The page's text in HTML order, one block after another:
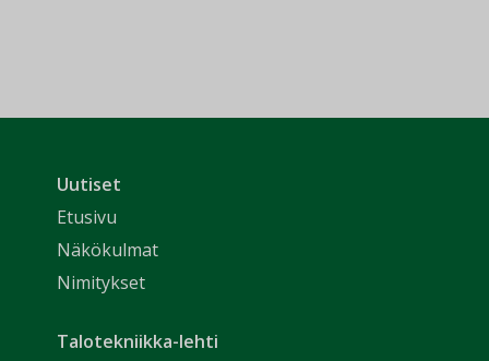
Uutiset
Etusivu
Näkökulmat
Nimitykset
Talotekniikka-lehti